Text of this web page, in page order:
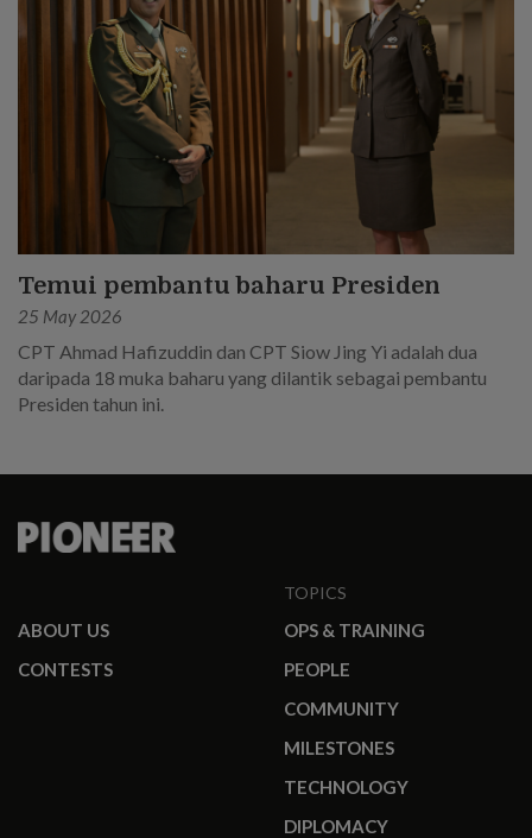
Temui pembantu baharu Presiden
25 May 2026
CPT Ahmad Hafizuddin dan CPT Siow Jing Yi adalah dua
daripada 18 muka baharu yang dilantik sebagai pembantu
Presiden tahun ini.
ABOUT US
CONTESTS
TOPICS
OPS & TRAINING
PEOPLE
COMMUNITY
MILESTONES
TECHNOLOGY
DIPLOMACY